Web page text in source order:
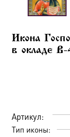
Икона
в окладе B-
Артикул:
Тип иконы: